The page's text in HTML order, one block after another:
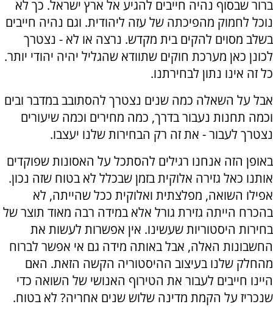
ברור שבסוף נהיה חייבים להגיע אל ארץ ישראל. כך לא
נוכל לחמוק מהפיכתה של עזה ליהודית. וגם נהיה חייבים
בשלב מסוים להקים בית מקדש. נרצה או לא - נצטרך
לכונן כאן מערכת חוקים שתוודא שהגליל יהיה יהודי יותר.
כל זה אינו נתון לבחירתנו.
אבל על השאלה כמה שנים נצטרך להסתובב במדבר ובים
וכמה תחנות נעבור בדרך, כמה מחירים וכמה שיעורים
נצטרך לעבור - את זה רק הבחירות שלנו יעצבו.
באופן הזה אנחנו רגילים להסתכל על האסונות שפוקדים
אותנו כאל גזירה אלוקית בזמן שבכלל לא בטוח שזה נכון.
אפילו השואה, מפלצתית ואלוקית ככל שהייתה, לא
בהכרח הייתה גזירת גורל אלא במידה רבה מאוד תוצר של
בחירות היסטוריות שעשינו. אין אפשרות לעשות את
החשבונות האלה, אבל באותה מידה גם אי אפשר לברוח
מהחלק שלנו בעיצוב ההיסטוריה הקשה הזאת. האם
היינו חייבים לעבור את הטירוף האנושי של השואה כדי
שנכריז על הקמת מדינה שלוש שנים אחריה? לא בטוח.